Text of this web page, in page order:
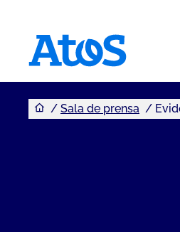
Usted se
Sala de prensa